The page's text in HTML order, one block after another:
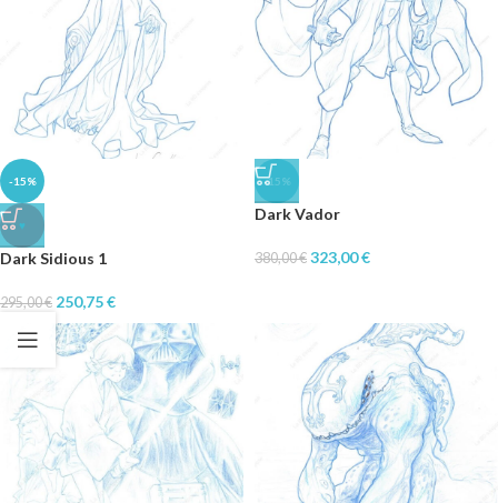
-15%
♥
Dark Sidious 1
295,00€ 250,75€
-15%
Dark Vador
380,00€ 323,00€